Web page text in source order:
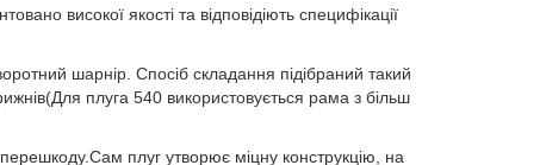
високої якості та відповідіють специфікації
шарнір. Спосіб складання підібраний такий
плуга 540 використовується рама з більш
плуг утворює міцну конструкцію, на